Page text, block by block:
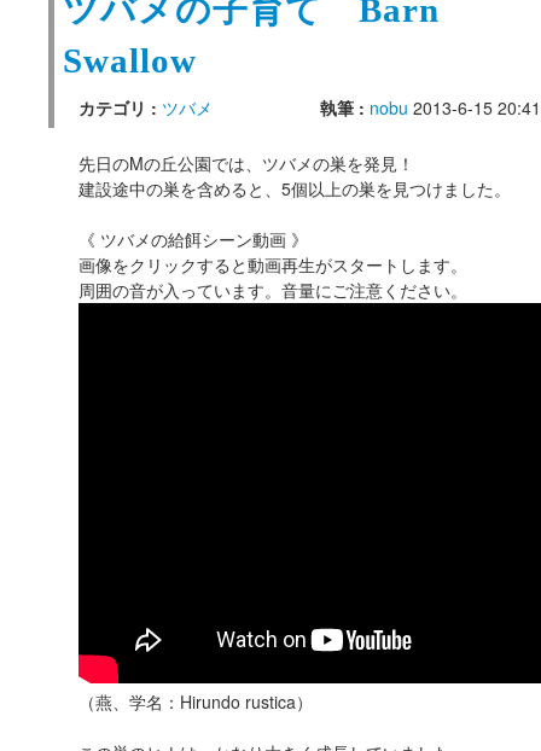
ツバメの子育て Barn
Swallow
カテゴリ : ツバメ 執筆 : nobu 2013-6-15 20:41
先日のMの丘公園では、ツバメの巣を発見！
建設途中の巣を含めると、5個以上の巣を見つけました。
《 ツバメの給餌シーン動画 》
画像をクリックすると動画再生がスタートします。
周囲の音が入っています。音量にご注意ください。
（燕、学名：Hirundo rustica）